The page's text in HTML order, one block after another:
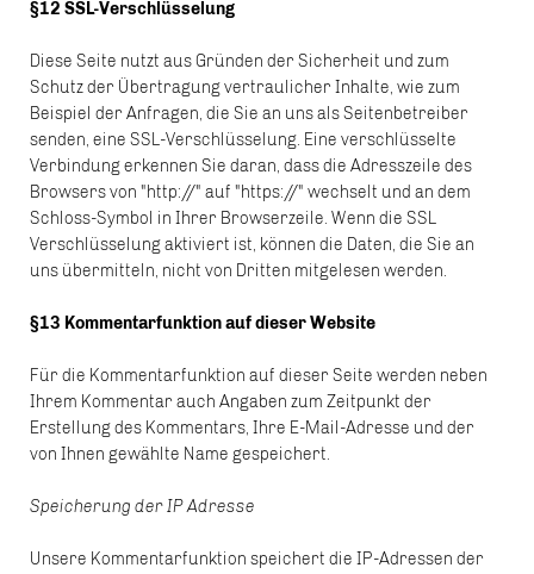
§12 SSL-Verschlüsselung
Diese Seite nutzt aus Gründen der Sicherheit und zum
Schutz der Übertragung vertraulicher Inhalte, wie zum
Beispiel der Anfragen, die Sie an uns als Seitenbetreiber
senden, eine SSL-Verschlüsselung. Eine verschlüsselte
Verbindung erkennen Sie daran, dass die Adresszeile des
Browsers von "http://" auf "https://" wechselt und an dem
Schloss-Symbol in Ihrer Browserzeile. Wenn die SSL
Verschlüsselung aktiviert ist, können die Daten, die Sie an
uns übermitteln, nicht von Dritten mitgelesen werden.
§13 Kommentarfunktion auf dieser Website
Für die Kommentarfunktion auf dieser Seite werden neben
Ihrem Kommentar auch Angaben zum Zeitpunkt der
Erstellung des Kommentars, Ihre E-Mail-Adresse und der
von Ihnen gewählte Name gespeichert.
Speicherung der IP Adresse
Unsere Kommentarfunktion speichert die IP-Adressen der